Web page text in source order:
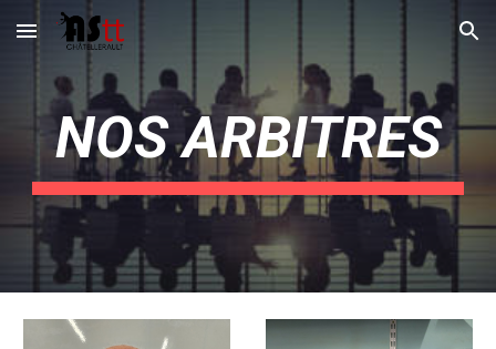
Skip to main content Skip to navigation
NOS ARBITRES